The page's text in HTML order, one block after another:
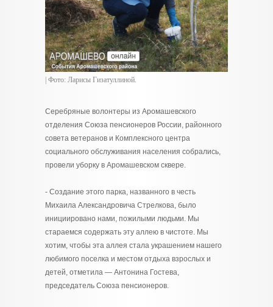
| Фото: Ларисы Гизатуллиной.
Серебряные волонтеры из Аромашевского
отделения Союза пенсионеров России, районного
совета ветеранов и Комплексного центра
социального обслуживания населения собрались,
провели уборку в Аромашевском сквере.
- Создание этого парка, названного в честь
Михаила Александровича Стрелкова, было
инициировано нами, пожилыми людьми. Мы
стараемся содержать эту аллею в чистоте. Мы
хотим, чтобы эта аллея стала украшением нашего
любимого поселка и местом отдыха взрослых и
детей, отметила — Антонина Гостева,
председатель Союза пенсионеров.